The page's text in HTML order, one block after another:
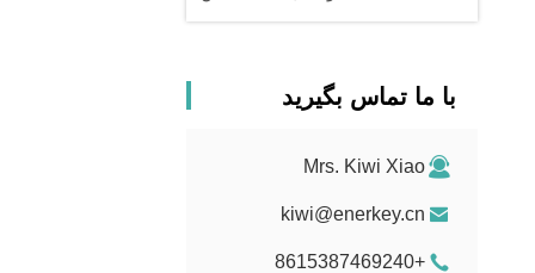
با ما تماس بگیرید
Mrs. Kiwi Xiao
kiwi@enerkey.cn
+8615387469240